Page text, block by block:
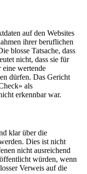
auf den Websites
ihrer beruflichen
blosse Tatsache, dass
nicht, dass sie für
eine wertende
dürfen. Das Gericht
als
erkennbar war.
klar über die
Dies ist nicht
nicht ausreichend
würden, wenn
Verweis auf die